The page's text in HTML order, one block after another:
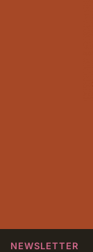
NEWSLETTER